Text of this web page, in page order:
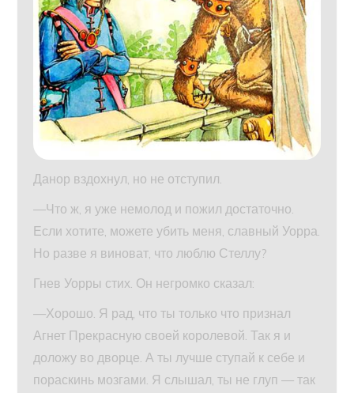
Данор вздохнул, но не отступил.
—Что ж, я уже немолод и пожил достаточно.
Если хотите, можете убить меня, славный Уорра.
Но разве я виноват, что люблю Стеллу?
Гнев Уорры стих. Он негромко сказал:
—Хорошо. Я рад, что ты только что признал
Агнет Прекрасную своей королевой. Так я и
доложу во дворце. А ты лучше ступай к себе и
пораскинь мозгами. Я слышал, ты не глуп — так